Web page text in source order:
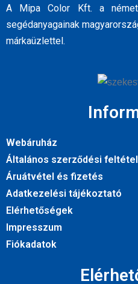
A Mipa Color Kft. a
segédanyagainak
márkaüzlettel.
Webáruház
Általános szerződési
Áruátvétel és fizetés
Adatkezelési tájékoztató
Elérhetőségek
Impresszum
Fiókadatok